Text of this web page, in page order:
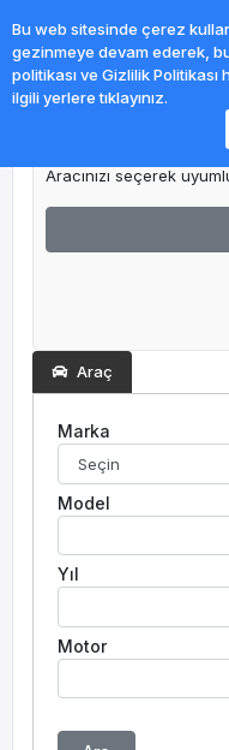
Aracınızı seçerek
Araç
Marka
Model
Yıl
Motor
Bu web sitesinde çerez
gezinmeye devam ederek, bu
politikası ve Gizlilik
ilgili yerlere tıklayınız.